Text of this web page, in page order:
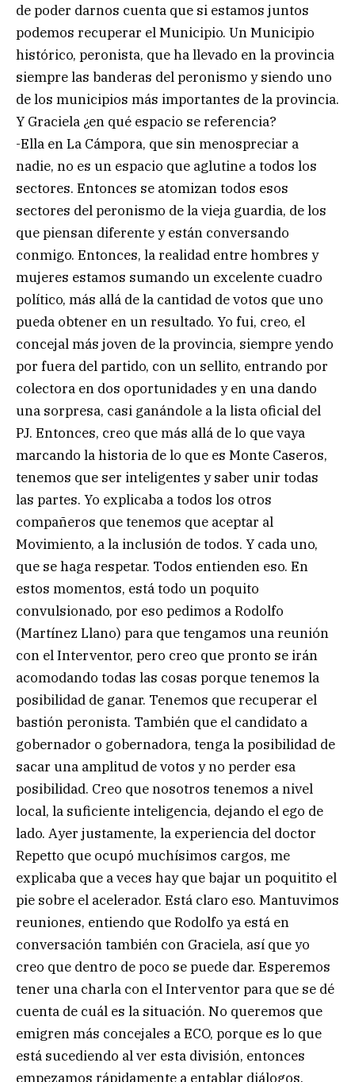
de poder darnos cuenta que si estamos juntos
podemos recuperar el Municipio. Un Municipio
histórico, peronista, que ha llevado en la provincia
siempre las banderas del peronismo y siendo uno
de los municipios más importantes de la provincia.
Y Graciela ¿en qué espacio se referencia?
-Ella en La Cámpora, que sin menospreciar a
nadie, no es un espacio que aglutine a todos los
sectores. Entonces se atomizan todos esos
sectores del peronismo de la vieja guardia, de los
que piensan diferente y están conversando
conmigo. Entonces, la realidad entre hombres y
mujeres estamos sumando un excelente cuadro
político, más allá de la cantidad de votos que uno
pueda obtener en un resultado. Yo fui, creo, el
concejal más joven de la provincia, siempre yendo
por fuera del partido, con un sellito, entrando por
colectora en dos oportunidades y en una dando
una sorpresa, casi ganándole a la lista oficial del
PJ. Entonces, creo que más allá de lo que vaya
marcando la historia de lo que es Monte Caseros,
tenemos que ser inteligentes y saber unir todas
las partes. Yo explicaba a todos los otros
compañeros que tenemos que aceptar al
Movimiento, a la inclusión de todos. Y cada uno,
que se haga respetar. Todos entienden eso. En
estos momentos, está todo un poquito
convulsionado, por eso pedimos a Rodolfo
(Martínez Llano) para que tengamos una reunión
con el Interventor, pero creo que pronto se irán
acomodando todas las cosas porque tenemos la
posibilidad de ganar. Tenemos que recuperar el
bastión peronista. También que el candidato a
gobernador o gobernadora, tenga la posibilidad de
sacar una amplitud de votos y no perder esa
posibilidad. Creo que nosotros tenemos a nivel
local, la suficiente inteligencia, dejando el ego de
lado. Ayer justamente, la experiencia del doctor
Repetto que ocupó muchísimos cargos, me
explicaba que a veces hay que bajar un poquitito el
pie sobre el acelerador. Está claro eso. Mantuvimos
reuniones, entiendo que Rodolfo ya está en
conversación también con Graciela, así que yo
creo que dentro de poco se puede dar. Esperemos
tener una charla con el Interventor para que se dé
cuenta de cuál es la situación. No queremos que
emigren más concejales a ECO, porque es lo que
está sucediendo al ver esta división, entonces
empezamos rápidamente a entablar diálogos.